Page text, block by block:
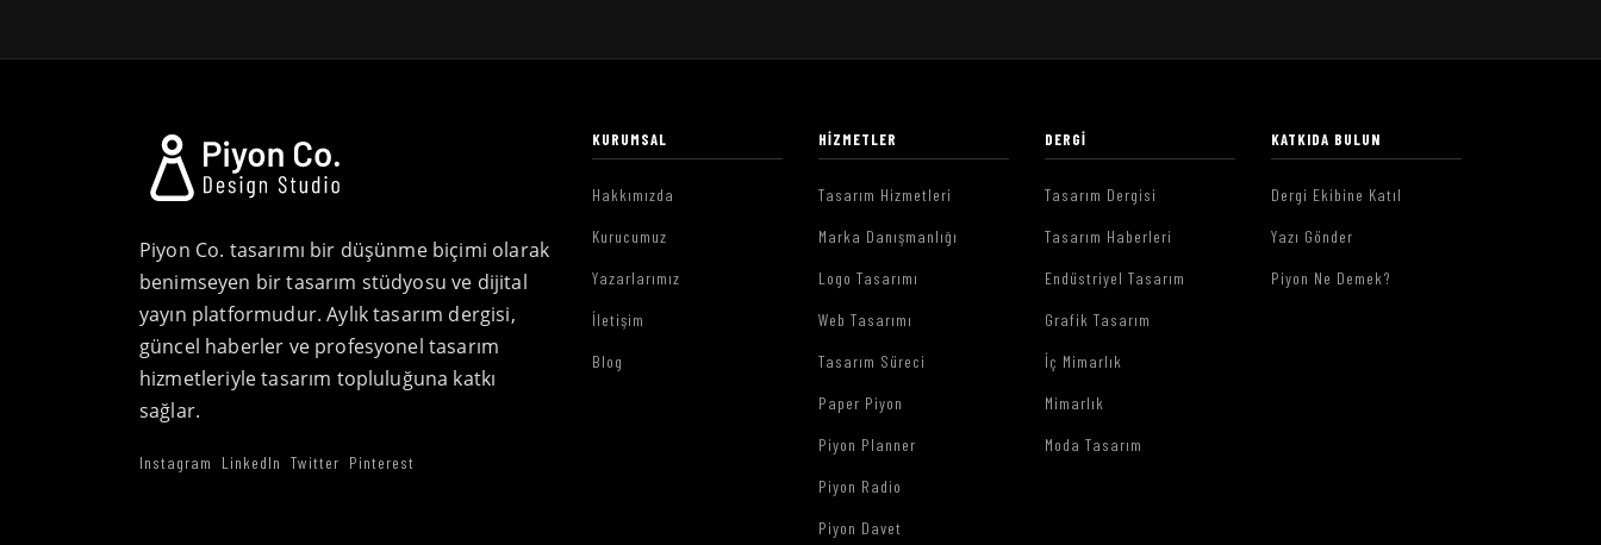
Piyon Co. tasarımı bir düşünme biçimi olarak
benimseyen bir tasarım stüdyosu ve dijital
yayın platformudur. Aylık tasarım dergisi,
güncel haberler ve profesyonel tasarım
hizmetleriyle tasarım topluluğuna katkı
sağlar.
Instagram LinkedIn Twitter Pinterest
KURUMSAL
Hakkımızda
Kurucumuz
Yazarlarımız
İletişim
Blog
HIZMETLER
Tasarım Hizmetleri
Marka Danışmanlığı
Logo Tasarımı
Web Tasarımı
Tasarım Süreci
Paper Piyon
Piyon Planner
Piyon Radio
Piyon Davet
DERGI
Tasarım Dergisi
Tasarım Haberleri
Endüstriyel Tasarım
Grafik Tasarım
İç Mimarlık
Mimarlık
Moda Tasarım
KATKIDA BULUN
Dergi Ekibine Katıl
Yazı Gönder
Piyon Ne Demek?